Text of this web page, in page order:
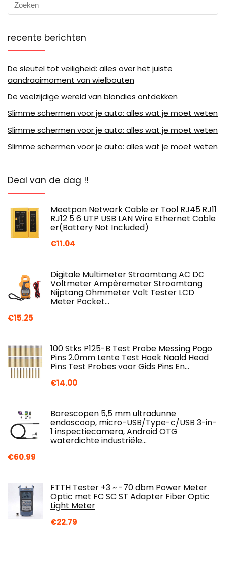
recente berichten
De sleutel tot veiligheid: alles over het juiste
aandraaimoment van wielbouten
De veelzijdige wereld van blondies ontdekken
Slimme schermen voor je auto: alles wat je moet weten
Slimme schermen voor je auto: alles wat je moet weten
Slimme schermen voor je auto: alles wat je moet weten
Deal van de dag !!
Meetpon Network Cable er Tool RJ45 RJ11
RJ12 5 6 UTP USB LAN Wire Ethernet Cable
er(Battery Not Included)
€11.04
Digitale Multimeter Stroomtang AC DC
Voltmeter Ampèremeter Stroomtang
Nijptang Ohmmeter Volt Tester LCD
Meter Pocket…
€15.25
100 Stks P125-B Test Probe Messing Pogo
Pins 2.0mm Lente Test Hoek Naald Head
Pins Test Probes voor Gids Pins En…
€14.00
Borescopen 5,5 mm ultradunne
endoscoop, micro-USB/Type-c/USB 3-in-
1 inspectiecamera, Android OTG
waterdichte industriële…
€60.99
FTTH Tester +3 ~ -70 dbm Power Meter
Optic met FC SC ST Adapter Fiber Optic
Light Meter
€22.79